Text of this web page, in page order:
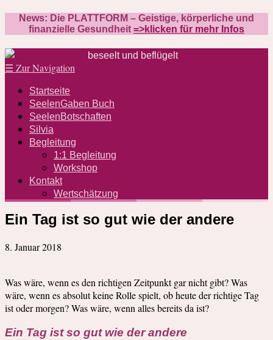
News: Die PLATTFORM – Geistige, körperliche und
finanzielle Gesundheit =>klicken für mehr Infos
beseelt und beflügelt
☰ Zur Navigation
Startseite
SeelenGaben Buch
SeelenBotschaften
Silvia
Begleitung
1:1 Begleitung
Workshop
Kontakt
Wertschätzung
Ein Tag ist so gut wie der andere
8. Januar 2018
Was wäre, wenn es den richtigen Zeitpunkt gar nicht gibt? Was
wäre, wenn es absolut keine Rolle spielt, ob heute der richtige Tag
ist oder morgen? Was wäre, wenn alles bereits da ist?
Ein Tag ist so gut wie der andere